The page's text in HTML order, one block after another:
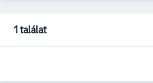
1 találat